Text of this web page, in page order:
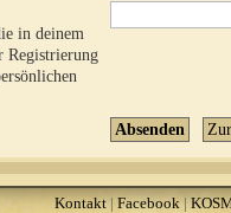
in deinem
Registrierung
Kontakt| Facebook |